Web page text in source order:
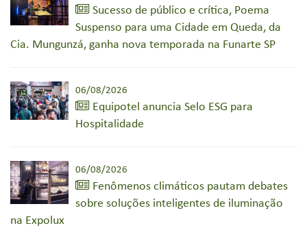
Sucesso de público e crítica, Poema
Suspenso para uma Cidade em Queda, da
Cia. Mungunzá, ganha nova temporada na Funarte SP
06/08/2026
Equipotel anuncia Selo ESG para
Hospitalidade
06/08/2026
Fenômenos climáticos pautam debates
sobre soluções inteligentes de iluminação
na Expolux